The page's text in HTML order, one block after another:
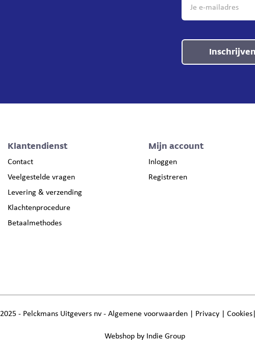
Inschrijven
Klantendienst
Contact
Veelgestelde vragen
Levering & verzending
Klachtenprocedure
Betaalmethodes
Mijn account
Inloggen
Registreren
2025 - Pelckmans Uitgevers nv - Algemene voorwaarden| Privacy Cookies|
Webshop by Indie Group